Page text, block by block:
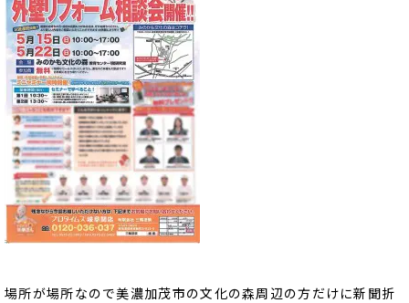
場所が場所なので美濃加茂市の文化の森周辺の方だけに新聞折